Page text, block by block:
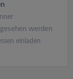
werden
einladen